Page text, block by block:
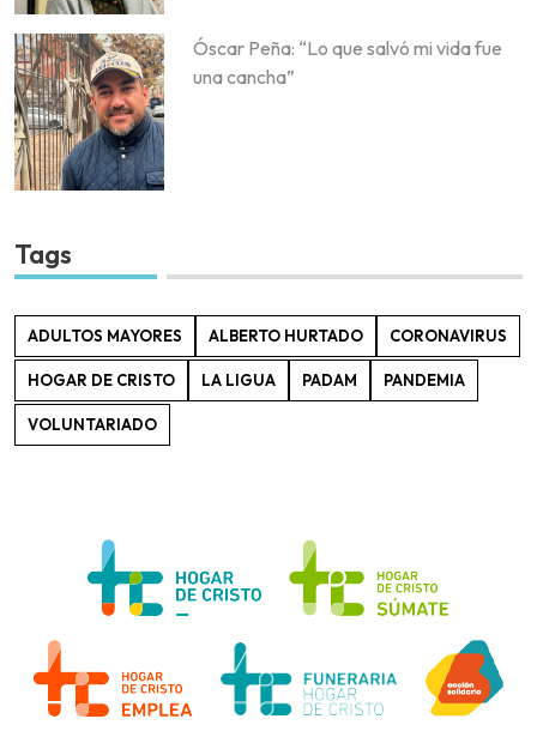
Óscar Peña: “Lo que salvó mi vida fue
una cancha”
Tags
ADULTOS MAYORES ALBERTO HURTADO CORONAVIRUS
HOGAR DE CRISTO LA LIGUA PADAM PANDEMIA
VOLUNTARIADO